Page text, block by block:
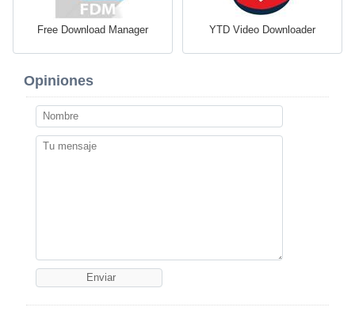
Free Download Manager YTD Video Downloader
Opiniones